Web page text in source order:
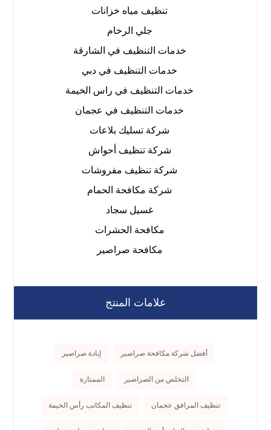
تنظيف مياه خزانات
جلي الرخام
خدمات التنظيف في الشارقة
خدمات التنظيف في دبي
خدمات التنظيف في راس الخيمة
خدمات التنظيف في عجمان
شركة تسليك بلاعات
شركة تنظيف أحواش
شركة تنظيف مفروشات
شركة مكافحة الحمام
غسيل سجاد
مكافحة الحشرات
مكافحة صراصير
علامات المنتج
أفضل شركة مكافحة صراصير إبادة صراصير
التخلص من الصراصير الممتازة
تنظيف المرافق عجمان تنظيف المكاتب رأس الخيمة